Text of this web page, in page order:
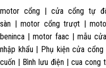
motor cổng | cửa cổng tự
sàn | motor cổng trượt |
beninca | motor faac | mẫu
nhập khẩu | Phụ kiện cửa
cuốn | Bình lưu điện | cua